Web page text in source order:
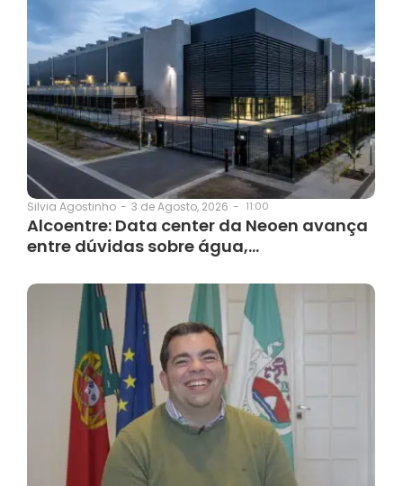
Silvia Agostinho - 3 de Agosto, 2026 - 11:00
Alcoentre: Data center da Neoen avança
entre dúvidas sobre água,…